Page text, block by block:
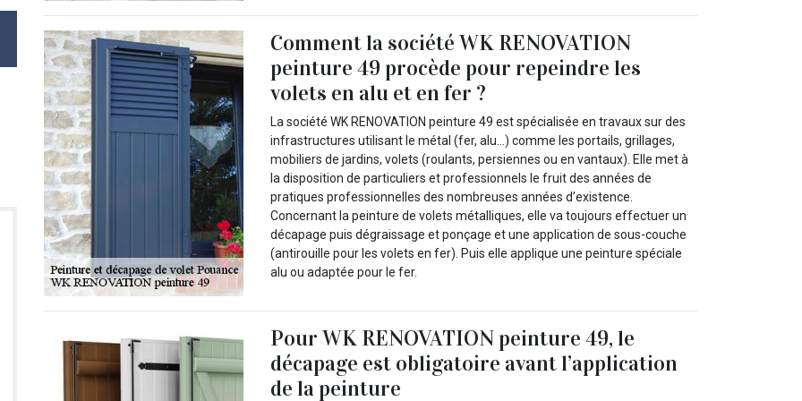
Comment la société WK RENOVATION
peinture 49 procède pour repeindre les
volets en alu et en fer ?
La société WK RENOVATION peinture 49 est spécialisée en travaux sur des
infrastructures utilisant le métal (fer, alu…) comme les portails, grillages,
mobiliers de jardins, volets (roulants, persiennes ou en vantaux). Elle met à
la disposition de particuliers et professionnels le fruit des années de
pratiques professionnelles des nombreuses années d’existence.
Concernant la peinture de volets métalliques, elle va toujours effectuer un
décapage puis dégraissage et ponçage et une application de sous-couche
(antirouille pour les volets en fer). Puis elle applique une peinture spéciale
alu ou adaptée pour le fer.
Pour WK RENOVATION peinture 49, le
décapage est obligatoire avant l’application
de la peinture